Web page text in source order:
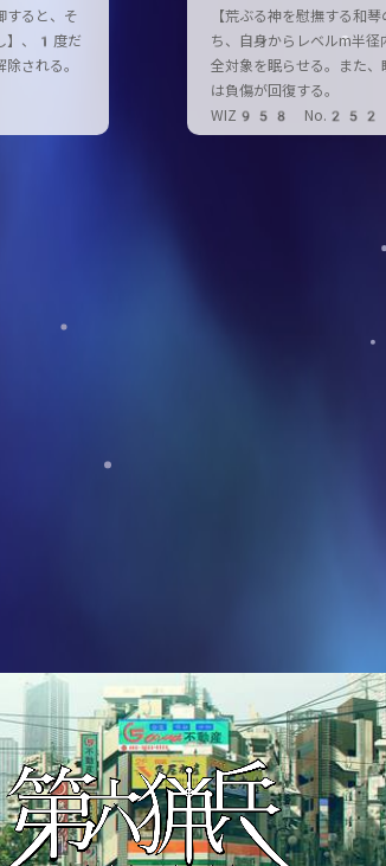
すると、そ
】、1度だ
される。
【荒ぶる神を慰撫する和
ち、自身からレベルm半径
全対象を眠らせる。また、
は負傷が回復する。
WIZ958 No.252